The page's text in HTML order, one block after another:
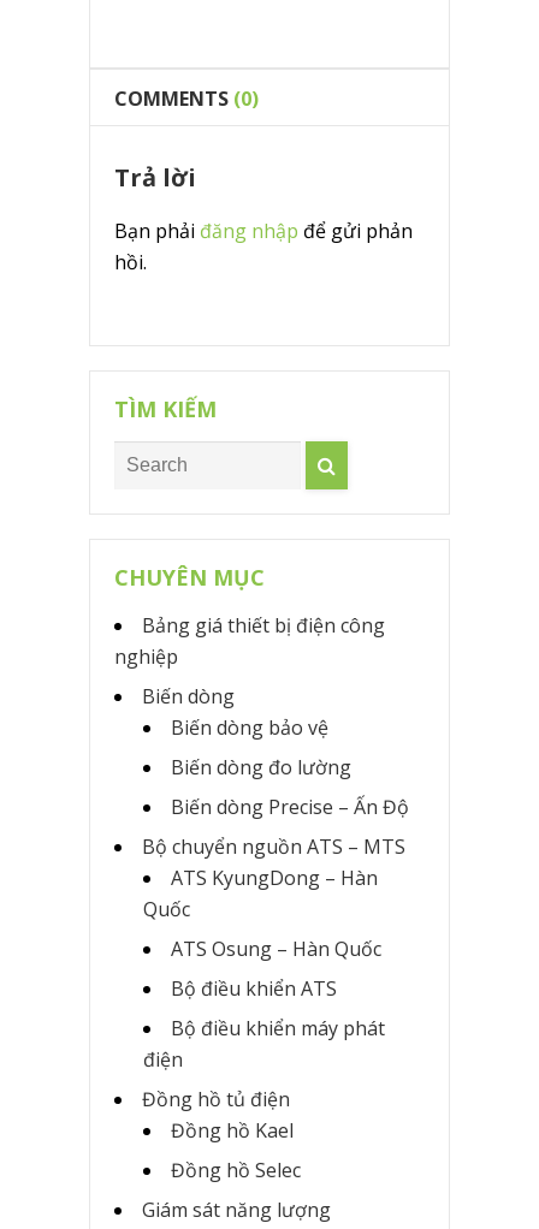
COMMENTS (0)
Trả lời
Bạn phải đăng nhập để gửi phản
hồi.
TÌM KIẾM
CHUYÊN MỤC
Bảng giá thiết bị điện công
nghiệp
Biến dòng
Biến dòng bảo vệ
Biến dòng đo lường
Biến dòng Precise – Ấn Độ
Bộ chuyển nguồn ATS – MTS
ATS KyungDong – Hàn
Quốc
ATS Osung – Hàn Quốc
Bộ điều khiển ATS
Bộ điều khiển máy phát
điện
Đồng hồ tủ điện
Đồng hồ Kael
Đồng hồ Selec
Giám sát năng lượng